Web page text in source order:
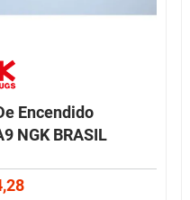
Encendido
NGK BRASIL
,28